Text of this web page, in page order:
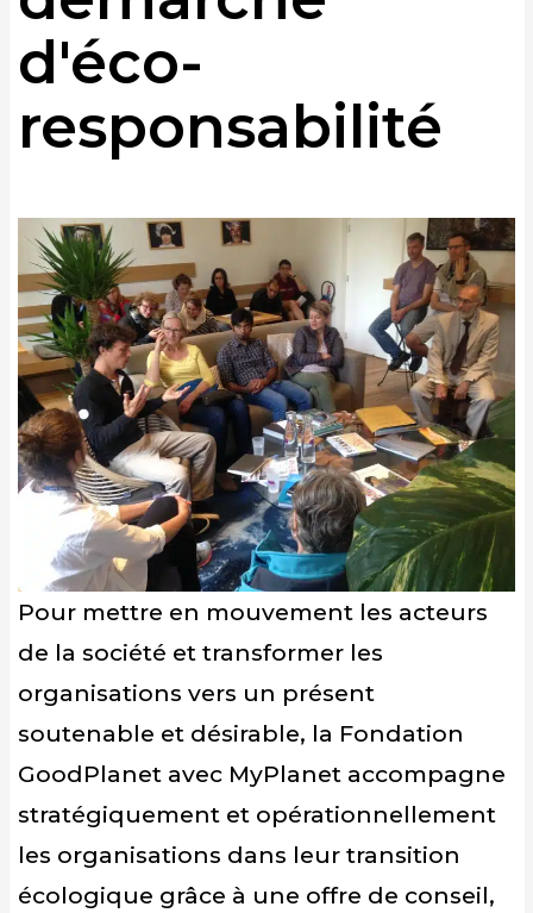
d'éco-
responsabilité
Pour mettre en mouvement les acteurs
de la société et transformer les
organisations vers un présent
soutenable et désirable, la Fondation
GoodPlanet avec MyPlanet accompagne
stratégiquement et opérationnellement
les organisations dans leur transition
écologique grâce à une offre de conseil,